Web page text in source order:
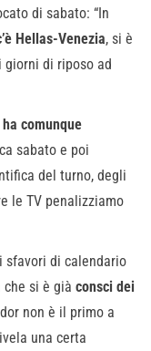
di sabato: “In
Hellas-Venezia, si è
giorni di riposo ad
comunque
sabato e poi
del turno, degli
le TV penalizziamo
sfavori di calendario
si è già consci dei
non è il primo a
una certa